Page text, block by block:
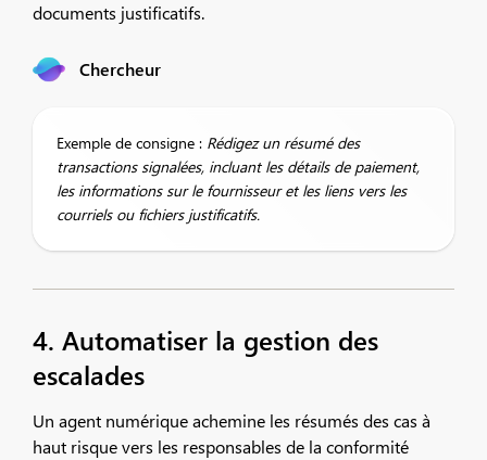
documents justificatifs.
Chercheur
Exemple de consigne : Rédigez un résumé des
transactions signalées, incluant les détails de paiement,
les informations sur le fournisseur et les liens vers les
courriels ou fichiers justificatifs.
4. Automatiser la gestion des
escalades
Un agent numérique achemine les résumés des cas à
haut risque vers les responsables de la conformité